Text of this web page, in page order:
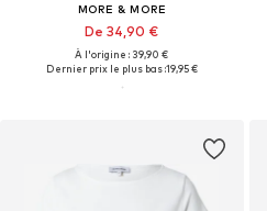
MORE & MORE
De 34,90 €
À l'origine : 39,90 €
Dernier prix le plus bas :19,95 €